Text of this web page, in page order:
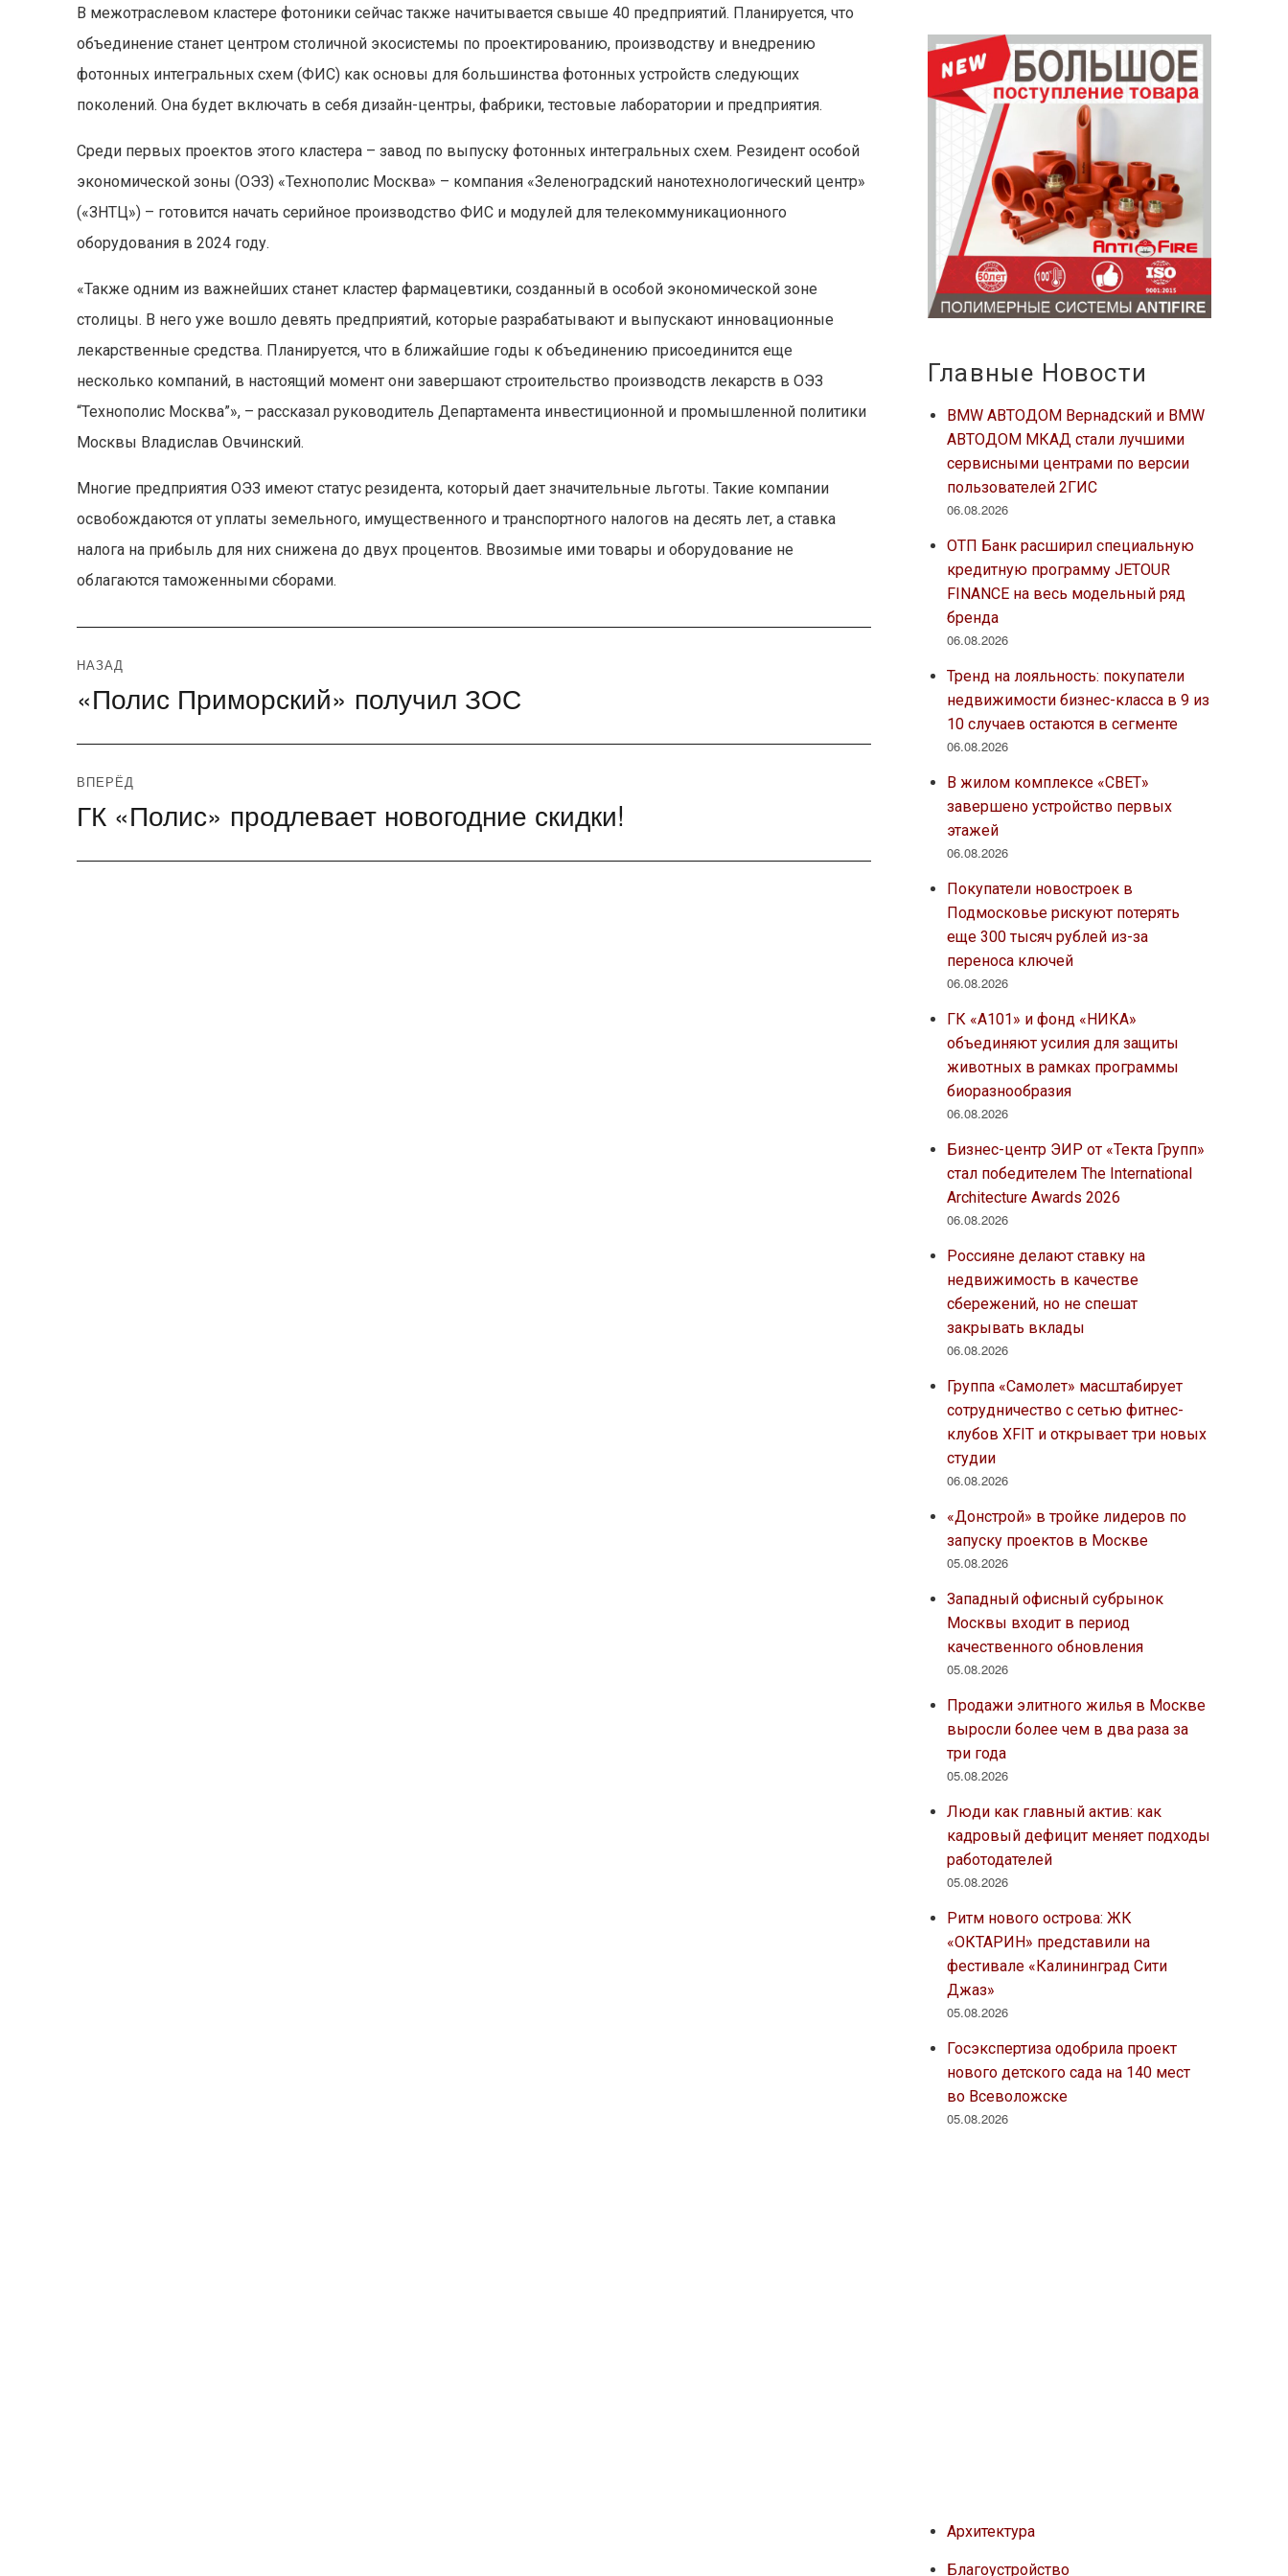
В межотраслевом кластере фотоники сейчас также начитывается свыше 40 предприятий. Планируется, что
объединение станет центром столичной экосистемы по проектированию, производству и внедрению
фотонных интегральных схем (ФИС) как основы для большинства фотонных устройств следующих
поколений. Она будет включать в себя дизайн-центры, фабрики, тестовые лаборатории и предприятия.
Среди первых проектов этого кластера – завод по выпуску фотонных интегральных схем. Резидент особой
экономической зоны (ОЭЗ) «Технополис Москва» – компания «Зеленоградский нанотехнологический центр»
(«ЗНТЦ») – готовится начать серийное производство ФИС и модулей для телекоммуникационного
оборудования в 2024 году.
«Также одним из важнейших станет кластер фармацевтики, созданный в особой экономической зоне
столицы. В него уже вошло девять предприятий, которые разрабатывают и выпускают инновационные
лекарственные средства. Планируется, что в ближайшие годы к объединению присоединится еще
несколько компаний, в настоящий момент они завершают строительство производств лекарств в ОЭЗ
“Технополис Москва”», – рассказал руководитель Департамента инвестиционной и промышленной политики
Москвы Владислав Овчинский.
Многие предприятия ОЭЗ имеют статус резидента, который дает значительные льготы. Такие компании
освобождаются от уплаты земельного, имущественного и транспортного налогов на десять лет, а ставка
налога на прибыль для них снижена до двух процентов. Ввозимые ими товары и оборудование не
облагаются таможенными сборами.
Навигация
по
записям
НАЗАД
Предыдущая
«Полис Приморский» получил ЗОС
ВПЕРЁД
Следующая
ГК «Полис» продлевает новогодние скидки!
Главные Новости
BMW АВТОДОМ Вернадский и BMW
АВТОДОМ МКАД стали лучшими
сервисными центрами по версии
пользователей 2ГИС
06.08.2026
ОТП Банк расширил специальную
кредитную программу JETOUR
FINANCE на весь модельный ряд
бренда
06.08.2026
Тренд на лояльность: покупатели
недвижимости бизнес-класса в 9 из
10 случаев остаются в сегменте
06.08.2026
В жилом комплексе «СВЕТ»
завершено устройство первых
этажей
06.08.2026
Покупатели новостроек в
Подмосковье рискуют потерять
еще 300 тысяч рублей из-за
переноса ключей
06.08.2026
ГК «А101» и фонд «НИКА»
объединяют усилия для защиты
животных в рамках программы
биоразнообразия
06.08.2026
Бизнес-центр ЭИР от «Текта Групп»
стал победителем The International
Architecture Awards 2026
06.08.2026
Россияне делают ставку на
недвижимость в качестве
сбережений, но не спешат
закрывать вклады
06.08.2026
Группа «Самолет» масштабирует
сотрудничество с сетью фитнес-
клубов XFIT и открывает три новых
студии
06.08.2026
«Донстрой» в тройке лидеров по
запуску проектов в Москве
05.08.2026
Западный офисный субрынок
Москвы входит в период
качественного обновления
05.08.2026
Продажи элитного жилья в Москве
выросли более чем в два раза за
три года
05.08.2026
Люди как главный актив: как
кадровый дефицит меняет подходы
работодателей
05.08.2026
Ритм нового острова: ЖК
«ОКТАРИН» представили на
фестивале «Калининград Сити
Джаз»
05.08.2026
Госэкспертиза одобрила проект
нового детского сада на 140 мест
во Всеволожске
05.08.2026
Архитектура
Благоустройство